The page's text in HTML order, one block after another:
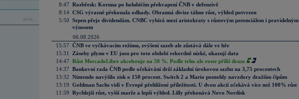
více...
8:47 Rozbřesk: Koruna po holubičím překvapení ČNB v defenzivě
8:14 CSG výrazně překonala odhady. Obranná divize táhne růst, výhled potvrzen
5:50 Srpen přeje dividendám. CNBC vybírá mezi aristokraty s růstovým potenciálem i pravidelným
výnosem
06.08.2026
15:57 ČNB ve vyčkávacím režimu, zvýšení sazeb ale zůstává dále ve hře
15:31
Zásoby plynu v EU jsou pro toto období rekordně nízké, ukazují data
14:47 Růst MercadoLibre akceleruje na 50 %. Podle trhu ale roste příliš draze
14:37 Bankovní rada ČNB podle očekávání drží základní úrokovou sazbu na 3,75 procentech
13:32 Nintendo navýšilo zisk o 150 procent. Switch 2 a Mario pomohly navzdory dražším čipům
13:19 Goldman Sachs vidí v Evropě přehlížené příležitosti. U dvou akcií očekává více než 100% růst
11:59 Rychlejší růst, vyšší marže a lepší výhled. Lilly překonává Novo Nordisk